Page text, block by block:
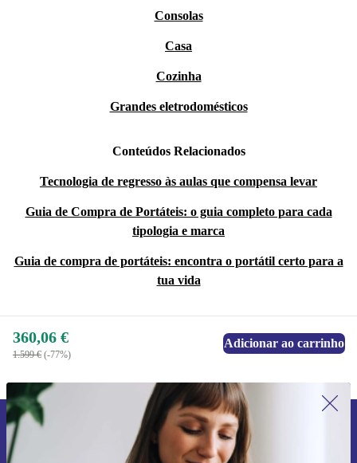
Consolas
Casa
Cozinha
Grandes eletrodomésticos
Conteúdos Relacionados
Tecnologia de regresso às aulas que compensa levar
Guia de Compra de Portáteis: o guia completo para cada
tipologia e marca
Guia de compra de portáteis: encontra o portátil certo para a
tua vida
360,06 €
1.599 € (-77%)
Adicionar ao carrinho
Subscreve a nossa newsletter pela
primeira vez e poupa 15€!